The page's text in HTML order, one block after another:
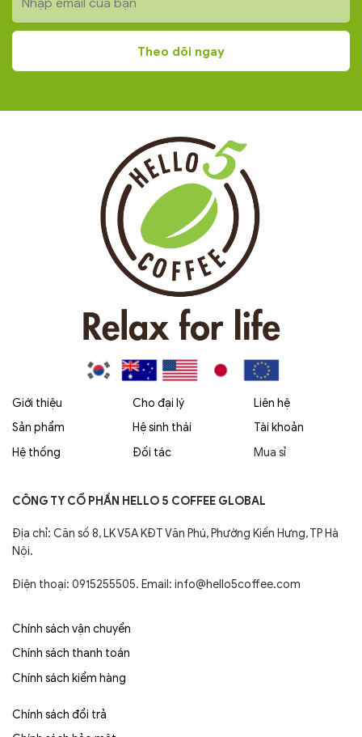
Giới thiệu
Sản phẩm
Hệ thống
Cho đại lý
Hệ sinh thái
Đối tác
Liên hệ
Tài khoản
Mua sỉ
CÔNG TY CỔ PHẦN HELLO 5 COFFEE GLOBAL
Địa chỉ: Căn số 8, LK V5A KĐT Văn Phú, Phường Kiến Hưng, TP Hà
Nội.
Điện thoại: 0915255505. Email: info@hello5coffee.com
Chính sách vận chuyển
Chính sách thanh toán
Chính sách kiểm hàng
Chính sách đổi trả